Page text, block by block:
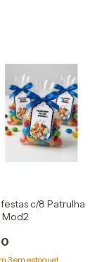
c/8 Patrulha
Mod2
3em estoque!